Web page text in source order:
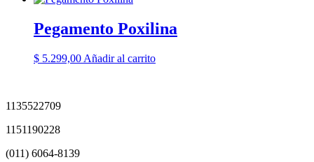
Pegamento Poxilina
$ 5.299,00 Añadir al carrito
1135522709
1151190228
(011) 6064-8139